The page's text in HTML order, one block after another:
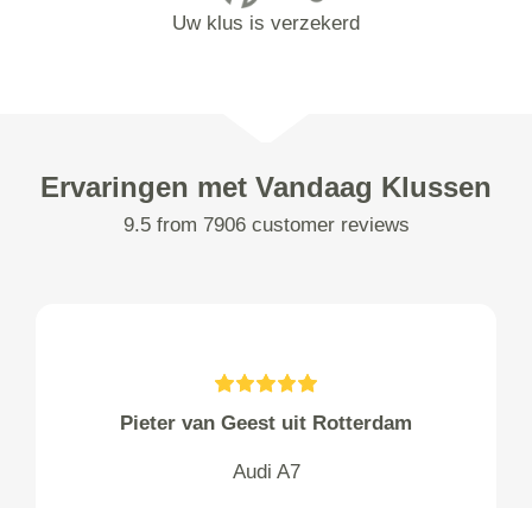
Uw klus is verzekerd
Ervaringen met Vandaag Klussen
9.5 from 7906 customer reviews
Pieter van Geest uit Rotterdam
Audi A7